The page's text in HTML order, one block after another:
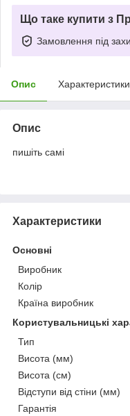
Що таке купити з
Замовлення під
Опис Характеристики
Опис
пишіть самі
Характеристики
Основні
Виробник
Колір
Країна виробник
Користувальницькі
Тип
Висота (мм)
Висота (см)
Відступи від стіни (мм)
Гарантія